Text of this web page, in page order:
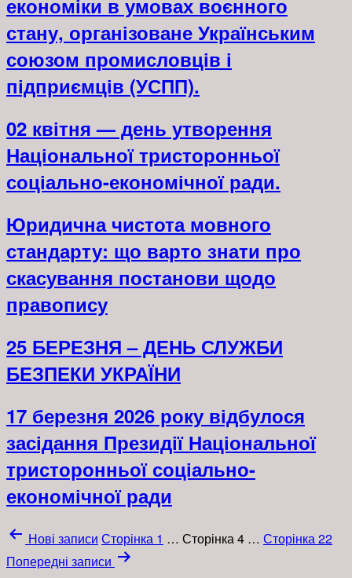
економіки в умовах воєнного
стану, організоване Українським
союзом промисловців і
підприємців (УСПП).
02 квітня — день утворення
Національної тристоронньої
соціально-економічної ради.
Юридична чистота мовного
стандарту: що варто знати про
скасування постанови щодо
правопису
25 БЕРЕЗНЯ – ДЕНЬ СЛУЖБИ
БЕЗПЕКИ УКРАЇНИ
17 березня 2026 року відбулося
засідання Президії Національної
тристоронньої соціально-
економічної ради
Навігація
записів
Нові записи Сторінка 1 … Сторінка 4 … Сторінка 22
Попередні записи